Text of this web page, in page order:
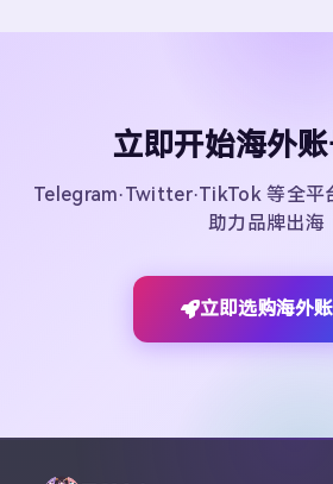
立即开始海外
Telegram·Twitter·TikTok 等全平
助力品牌出海
立即选购海外